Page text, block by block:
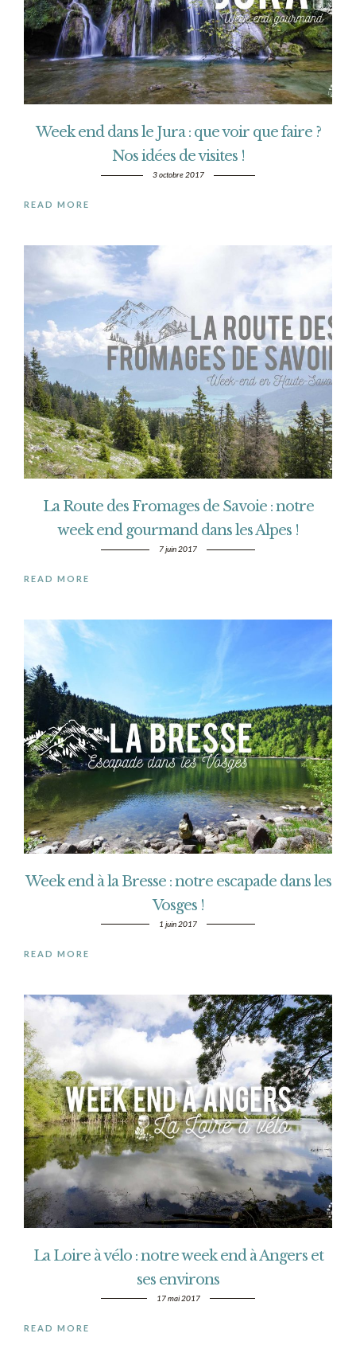
Week end dans le Jura : que voir que faire ?
Nos idées de visites !
3 octobre 2017
READ MORE
La Route des Fromages de Savoie : notre
week end gourmand dans les Alpes !
7 juin 2017
READ MORE
Week end à la Bresse : notre escapade dans les
Vosges !
1 juin 2017
READ MORE
La Loire à vélo : notre week end à Angers et
ses environs
17 mai 2017
READ MORE